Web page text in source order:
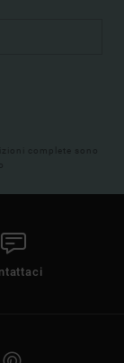
complete sono